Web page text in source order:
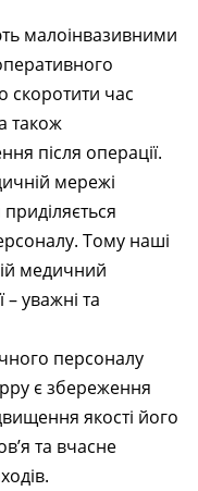
малоінвазивними
скоротити час
також
після операції.
мережі
Тому наші
медичний
уважні та
персоналу
є збереження
якості його
та вчасне